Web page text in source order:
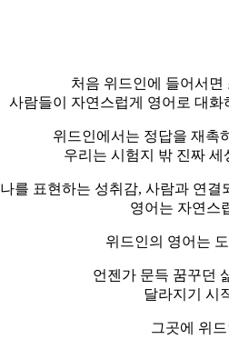
처음 위드인에 들어서면
사람들이 자연스럽게 영어로 대
위드인에서는 정답을 재촉
우리는 시험지 밖 진짜
나를 표현하는 성취감, 사람과 연결
영어는 자연스
위드인의 영어는
언젠가 문득 꿈꾸던
달라지기 시
그곳에 위